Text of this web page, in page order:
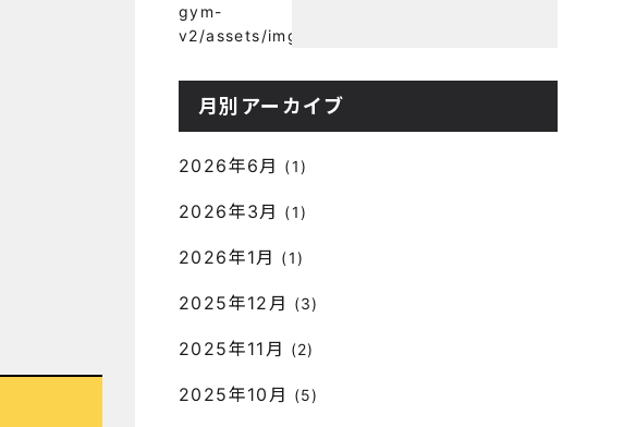
gym-
v2/assets/img/
月別アーカイブ
2026年6月 (1)
2026年3月 (1)
2026年1月 (1)
2025年12月 (3)
2025年11月 (2)
2025年10月 (5)